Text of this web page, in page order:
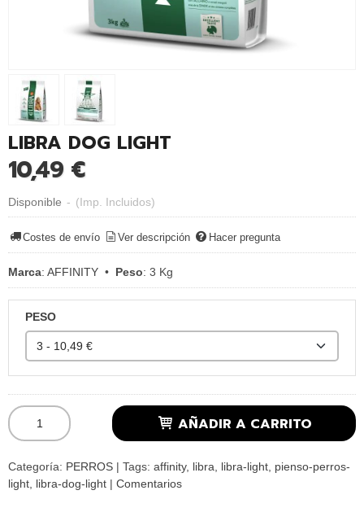
LIBRA DOG LIGHT
10,49 €
Disponible - (Imp. Incluidos)
Costes de envío Ver descripción Hacer pregunta
Marca: AFFINITY • Peso: 3 Kg
PESO
AÑADIR A CARRITO
Categoría: PERROS | Tags: affinity libra libra-light pienso-perros-
light libra-dog-light | Comentarios